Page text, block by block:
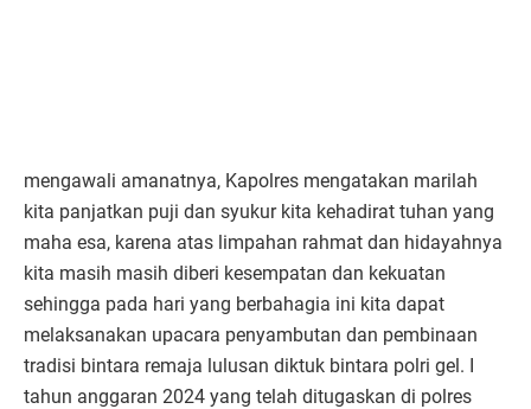
mengawali amanatnya, Kapolres mengatakan marilah
kita panjatkan puji dan syukur kita kehadirat tuhan yang
maha esa, karena atas limpahan rahmat dan hidayahnya
kita masih masih diberi kesempatan dan kekuatan
sehingga pada hari yang berbahagia ini kita dapat
melaksanakan upacara penyambutan dan pembinaan
tradisi bintara remaja lulusan diktuk bintara polri gel. I
tahun anggaran 2024 yang telah ditugaskan di polres